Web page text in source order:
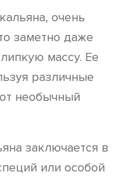
очень
заметно даже
массу. Ее
различные
необычный
заключается в
или особой